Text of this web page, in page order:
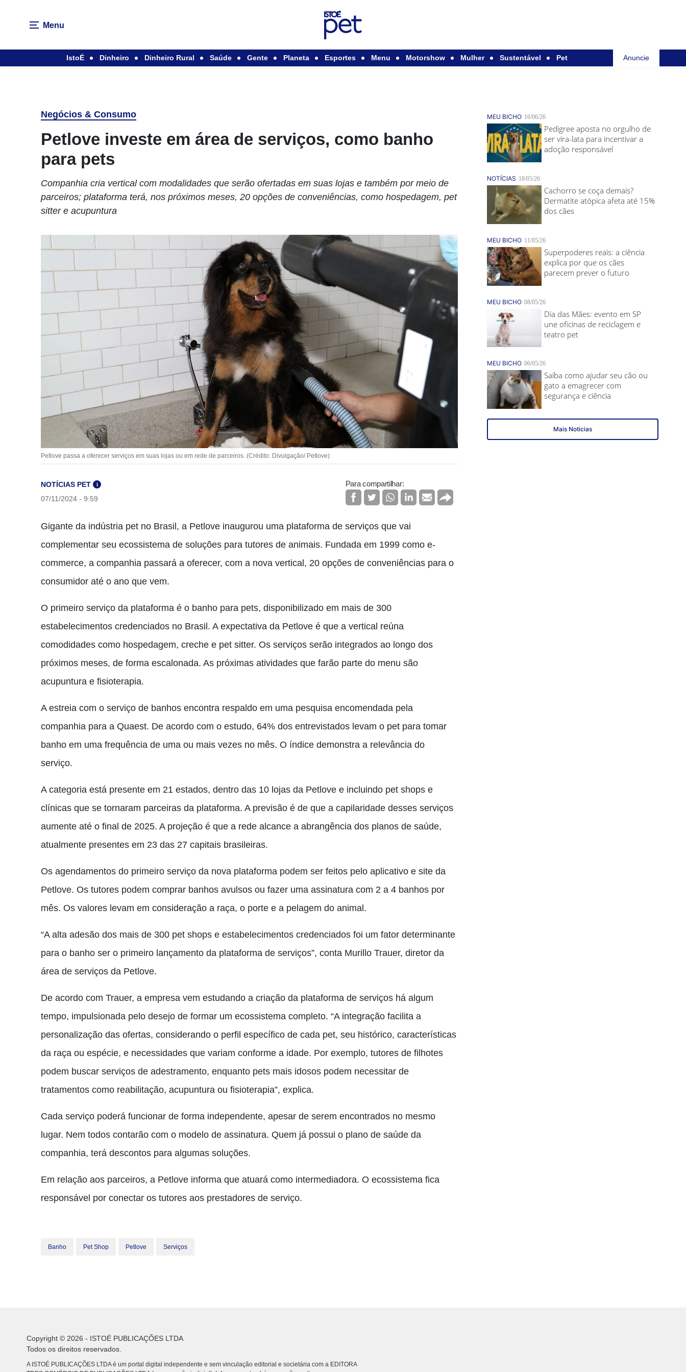
Menu
IstoÉ Dinheiro Dinheiro Rural Saúde Gente Planeta Esportes Menu Motorshow Mulher Sustentável Pet Anuncie
Negócios & Consumo
Petlove investe em área de serviços, como banho
para pets
Companhia cria vertical com modalidades que serão ofertadas em suas lojas e também por meio de
parceiros; plataforma terá, nos próximos meses, 20 opções de conveniências, como hospedagem, pet
sitter e acupuntura
Petlove passa a oferecer serviços em suas lojas ou em rede de parceiros. (Crédito: Divulgação/ Petlove)
NOTÍCIAS PET i
07/11/2024 - 9:59
Para compartilhar:
Gigante da indústria pet no Brasil, a Petlove inaugurou uma plataforma de serviços que vai
complementar seu ecossistema de soluções para tutores de animais. Fundada em 1999 como e-
commerce, a companhia passará a oferecer, com a nova vertical, 20 opções de conveniências para o
consumidor até o ano que vem.
O primeiro serviço da plataforma é o banho para pets, disponibilizado em mais de 300
estabelecimentos credenciados no Brasil. A expectativa da Petlove é que a vertical reúna
comodidades como hospedagem, creche e pet sitter. Os serviços serão integrados ao longo dos
próximos meses, de forma escalonada. As próximas atividades que farão parte do menu são
acupuntura e fisioterapia.
A estreia com o serviço de banhos encontra respaldo em uma pesquisa encomendada pela
companhia para a Quaest. De acordo com o estudo, 64% dos entrevistados levam o pet para tomar
banho em uma frequência de uma ou mais vezes no mês. O índice demonstra a relevância do
serviço.
A categoria está presente em 21 estados, dentro das 10 lojas da Petlove e incluindo pet shops e
clínicas que se tornaram parceiras da plataforma. A previsão é de que a capilaridade desses serviços
aumente até o final de 2025. A projeção é que a rede alcance a abrangência dos planos de saúde,
atualmente presentes em 23 das 27 capitais brasileiras.
Os agendamentos do primeiro serviço da nova plataforma podem ser feitos pelo aplicativo e site da
Petlove. Os tutores podem comprar banhos avulsos ou fazer uma assinatura com 2 a 4 banhos por
mês. Os valores levam em consideração a raça, o porte e a pelagem do animal.
“A alta adesão dos mais de 300 pet shops e estabelecimentos credenciados foi um fator determinante
para o banho ser o primeiro lançamento da plataforma de serviços”, conta Murillo Trauer, diretor da
área de serviços da Petlove.
De acordo com Trauer, a empresa vem estudando a criação da plataforma de serviços há algum
tempo, impulsionada pelo desejo de formar um ecossistema completo. “A integração facilita a
personalização das ofertas, considerando o perfil específico de cada pet, seu histórico, características
da raça ou espécie, e necessidades que variam conforme a idade. Por exemplo, tutores de filhotes
podem buscar serviços de adestramento, enquanto pets mais idosos podem necessitar de
tratamentos como reabilitação, acupuntura ou fisioterapia”, explica.
Cada serviço poderá funcionar de forma independente, apesar de serem encontrados no mesmo
lugar. Nem todos contarão com o modelo de assinatura. Quem já possui o plano de saúde da
companhia, terá descontos para algumas soluções.
Em relação aos parceiros, a Petlove informa que atuará como intermediadora. O ecossistema fica
responsável por conectar os tutores aos prestadores de serviço.
Banho Pet Shop Petlove Serviços
Copyright © 2026 - ISTOÉ PUBLICAÇÕES LTDA
Todos os direitos reservados.
A ISTOÉ PUBLICAÇÕES LTDA é um portal digital independente e sem vinculação editorial e societária com a EDITORA